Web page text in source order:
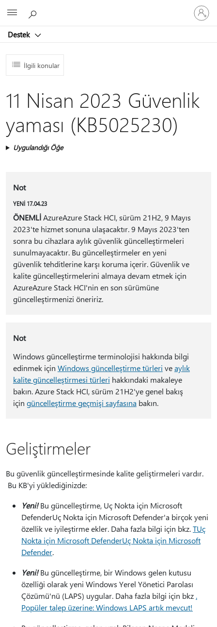
Destek
oturum
açın
İlgili konular
11 Nisan 2023 Güvenlik
yaması (KB5025230)
Uygulandığı Öğe
Not
YENİ 17.04.23
ÖNEMLİAzureAzure Stack HCI, sürüm 21H2, 9 Mayıs
2023'te hizmet sonuna ulaşacaktır. 9 Mayıs 2023'ten
sonra bu cihazlara aylık güvenlik güncelleştirmeleri
sunulmayacaktır. Bu güncelleştirmeler en yeni
güvenlik tehditlerine karşı koruma içerir. Güvenlik ve
kalite güncelleştirmelerini almaya devam etmek için
AzureAzure Stack HCI'nin en son sürümüne
güncelleştirmenizi öneririz.
Not
Windows güncelleştirme terminolojisi hakkında bilgi
edinmek için Windows güncelleştirme türleri veaylık
kalite güncelleştirmesi türleri hakkındaki makaleye
bakın. Azure Stack HCI, sürüm 21H2'ye genel bakış
için güncelleştirme geçmişi sayfasına bakın.
Geliştirmeler
Bu güvenlik güncelleştirmesinde kalite geliştirmeleri vardır.
Bu KB'yi yüklediğinizde:
Yeni!Bu güncelleştirme, Uç Nokta için Microsoft
DefenderUç Nokta için Microsoft Defender'a birçok yeni
özellik ve iyileştirme ekler. Daha fazla bilgi için bkz.TUç
Nokta için Microsoft DefenderUç Nokta için Microsoft
Defender.
Yeni!Bu güncelleştirme, bir Windows gelen kutusu
özelliği olarak yeni Windows Yerel Yönetici Parolası
Çözümü'nü (LAPS) uygular. Daha fazla bilgi için bkz .
Popüler talep üzerine: Windows LAPS artık mevcut!